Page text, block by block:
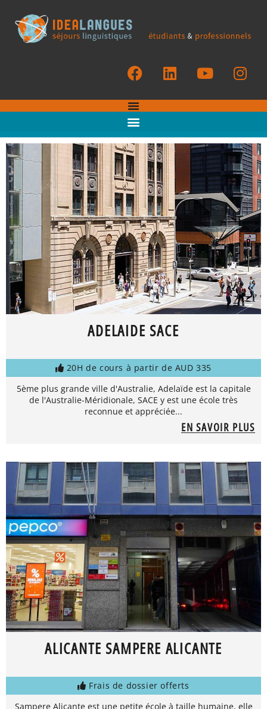
ADELAIDE SACE
20H de cours à partir de AUD 335
5ème plus grande ville d'Australie, Adelaïde est la capitale
de l'Australie-Méridionale, SACE y est une école très
reconnue et appréciée...
EN SAVOIR PLUS
ALICANTE SAMPERE ALICANTE
Frais de dossier offerts
Sampere Alicante est une petite école à taille humaine, elle